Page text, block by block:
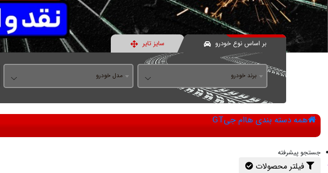
بر اساس نوع خودرو سایز تایر
برند خودرو مدل خودرو
همه دسته بندی هاام جیGT
جستجو پیشرفته
فیلتر محصولات